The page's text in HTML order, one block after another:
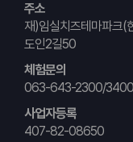
주소
재)임실치즈테마파크(
도인2길50
체험문의
063-643-2300/3400
사업자등록
407-82-08650